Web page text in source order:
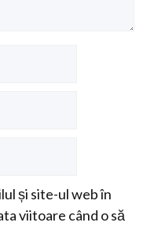
și site-ul web în
viitoare când o să